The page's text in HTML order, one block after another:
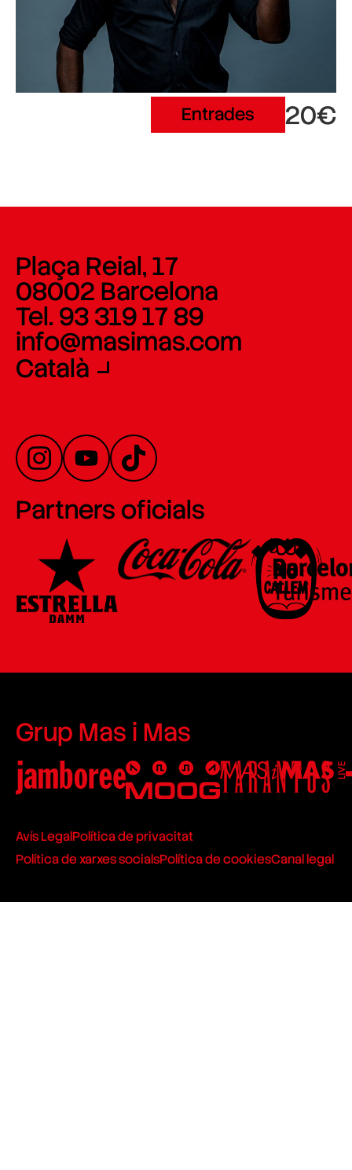
Entrades 20€
Plaça Reial, 17
08002 Barcelona
Tel. 93 319 17 89
info@masimas.com
Català
Partners oficials
Grup Mas i Mas
Avís LegalPolítica de privacitat
Política de xarxes socialsPolítica de cookiesCanal legal